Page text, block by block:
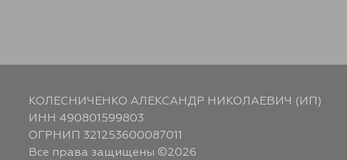
КОЛЕСНИЧЕНКО АЛЕКСАНДР НИКОЛАЕВИЧ (ИП)
ИНН 490801599803
ОГРНИП 321253600087011
Все права защищены ©2026